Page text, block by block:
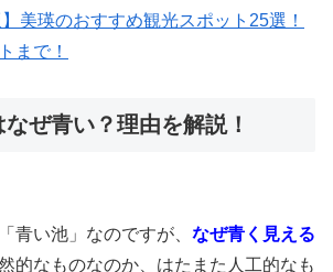
】美瑛のおすすめ観光スポット25選！
まで！
なぜ青い？理由を解説！
青い池」なのですが、 なぜ青く見える
的なものなのか、はたまた人工的なも